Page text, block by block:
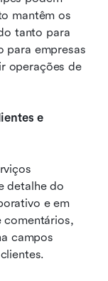
mantêm os
tanto para
para empresas
operações de
e
detalhe do
e em
comentários,
campos